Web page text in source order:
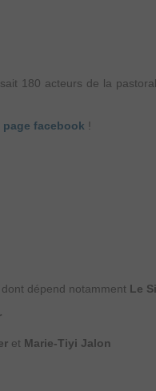
180 acteurs de la
page facebook !
dépend notamment Le
et Marie-Tiyi Jalon